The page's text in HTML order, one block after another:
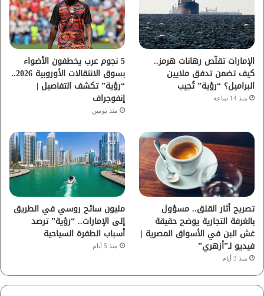
ك
و
ب
ق
ر
م
الإمارات تقلّص رهانات هرمز..
كيف تضمن تدفق ملايين
البراميل؟ “رؤية” تُجيب
منذ 14 ساعة
5 نجوم عرب يخطفون الأضواء
بسوق الانتقالات الأوروبية 2026..
“رؤية” تكشف التفاصيل |
إنفوجراف
منذ يومين
تصريح أثار القلق.. مسؤول
بالغرفة التجارية يوضح حقيقة
غش البن في الأسواق المصرية |
فيديو لـ”أزهري”
منذ 3 أيام
مليون سائح روسي في الطريق
إلى الإمارات.. “رؤية” ترصد
أسباب الطفرة السياحية
منذ 5 أيام